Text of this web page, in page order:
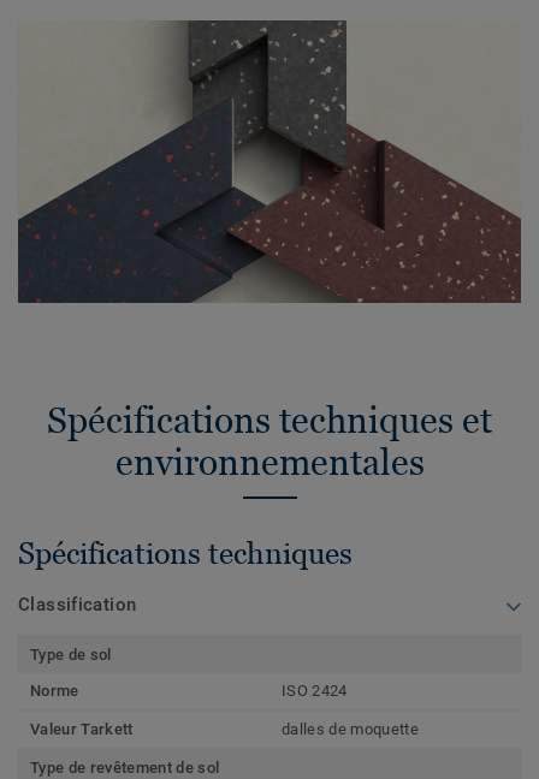
Spécifications techniques et
environnementales
Spécifications techniques
Classification
Type de sol
Norme
ISO 2424
Valeur Tarkett dalles de moquette
Type de revêtement de sol